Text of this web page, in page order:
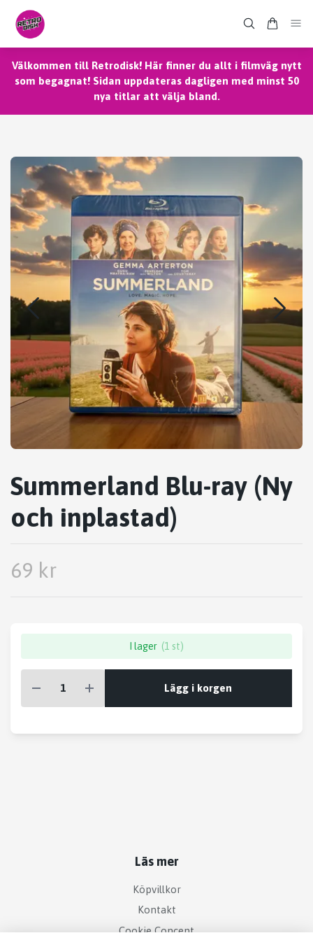
Välkommen till Retrodisk! Här finner du allt i filmväg nytt
som begagnat! Sidan uppdateras dagligen med minst 50
nya titlar att välja bland.
Summerland Blu-ray (Ny
och inplastad)
69 kr
I lager (1 st)
Lägg i korgen
Läs mer
Köpvillkor
Kontakt
Cookie Concent